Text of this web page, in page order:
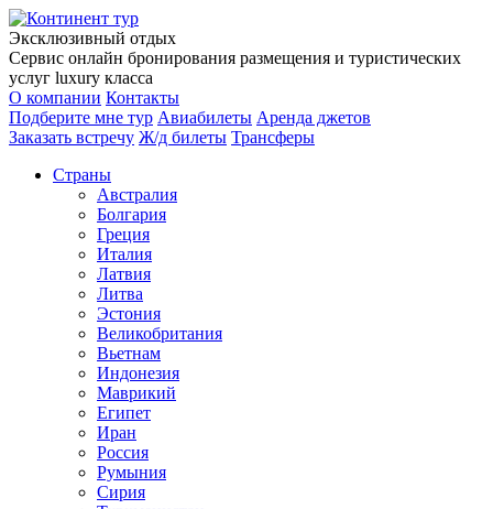
Эксклюзивный отдых
Сервис онлайн бронирования размещения и туристических
услуг luxury класса
О компании Контакты
Подберите мне тур Авиабилеты Аренда джетов
Заказать встречу Ж/д билеты Трансферы
Страны
Австралия
Болгария
Греция
Италия
Латвия
Литва
Эстония
Великобритания
Вьетнам
Индонезия
Маврикий
Египет
Иран
Россия
Румыния
Сирия